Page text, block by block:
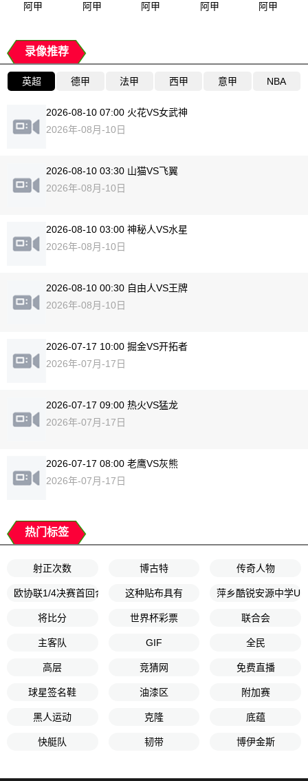
阿甲 阿甲 阿甲 阿甲 阿甲
录像推荐
英超 德甲 法甲 西甲 意甲 NBA
2026-08-10 07:00 火花VS女武神
2026年-08月-10日
2026-08-10 03:30 山猫VS飞翼
2026年-08月-10日
2026-08-10 03:00 神秘人VS水星
2026年-08月-10日
2026-08-10 00:30 自由人VS王牌
2026年-08月-10日
2026-07-17 10:00 掘金VS开拓者
2026年-07月-17日
2026-07-17 09:00 热火VS猛龙
2026年-07月-17日
2026-07-17 08:00 老鹰VS灰熊
2026年-07月-17日
热门标签
射正次数 博古特 传奇人物
欧协联1/4决赛首回合 这种贴布具有 萍乡酷锐安源中学
将比分 世界杯彩票 联合会
主客队 GIF 全民
高层 竞猜网 免费直播
球星签名鞋 油漆区 附加赛
黑人运动 克隆 底蕴
快艇队 韧带 博伊金斯